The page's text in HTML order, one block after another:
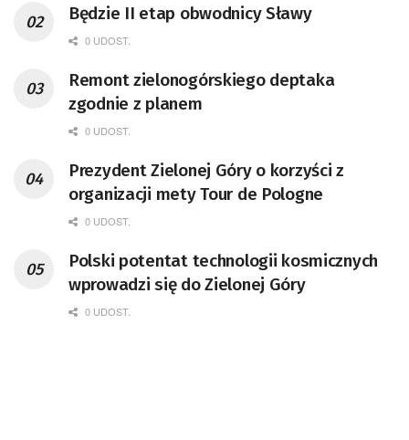
Będzie II etap obwodnicy Sławy
0 UDOST.
Remont zielonogórskiego deptaka
zgodnie z planem
0 UDOST.
Prezydent Zielonej Góry o korzyści z
organizacji mety Tour de Pologne
0 UDOST.
Polski potentat technologii kosmicznych
wprowadzi się do Zielonej Góry
0 UDOST.